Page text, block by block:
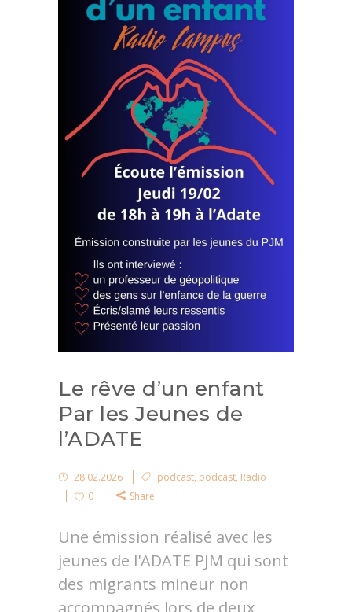
Le rêve d’un enfant
Par les Jeunes de
l’ADATE
28.02.2026 podcast, podcast, Radio
0
Share
Une émission réalisé avec les
jeunes de l'ADATE PJM qui sont
des migrants mineur non
accompagnés lors de deux